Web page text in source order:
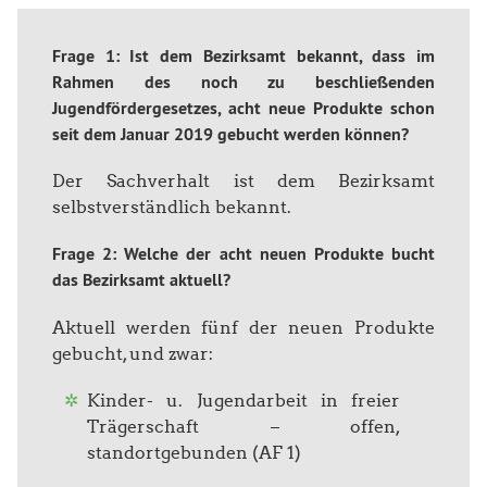
Frage 1: Ist dem Bezirksamt bekannt, dass im
Rahmen des noch zu beschließenden
Jugendfördergesetzes, acht neue Produkte schon
seit dem Januar 2019 gebucht werden können?
Der Sachverhalt ist dem Bezirksamt
selbstverständlich bekannt.
Frage 2: Welche der acht neuen Produkte bucht
das Bezirksamt aktuell?
Aktuell werden fünf der neuen Produkte
gebucht, und zwar:
Kinder- u. Jugendarbeit in freier
Trägerschaft – offen,
standortgebunden (AF 1)